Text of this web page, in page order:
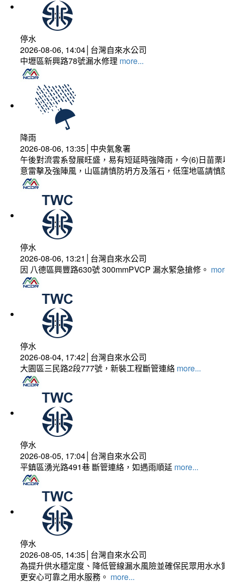
停水
2026-08-06, 14:04│台灣自來水公司
中壢區新興路78號漏水修理 more...
降雨
2026-08-06, 13:35│中央氣象署
午後對流雲系發展旺盛，易有短延時強降雨，今(6)日苗
意雷擊及強陣風，山區請慎防坍方及落石，低窪地區請
停水
2026-08-06, 13:21│台灣自來水公司
因 八德區興豐路630號 300mmPVCP 漏水緊急搶修。
停水
2026-08-04, 17:42│台灣自來水公司
大園區三民路2段777號，新裝工程斷管連絡 more...
停水
2026-08-05, 17:04│台灣自來水公司
平鎮區湧光路491巷 斷管連絡，如遇雨順延 more...
停水
2026-08-05, 14:35│台灣自來水公司
為提升供水穩定度、降低管線漏水風險並確保民眾用水
更安心可靠之用水服務。 more...